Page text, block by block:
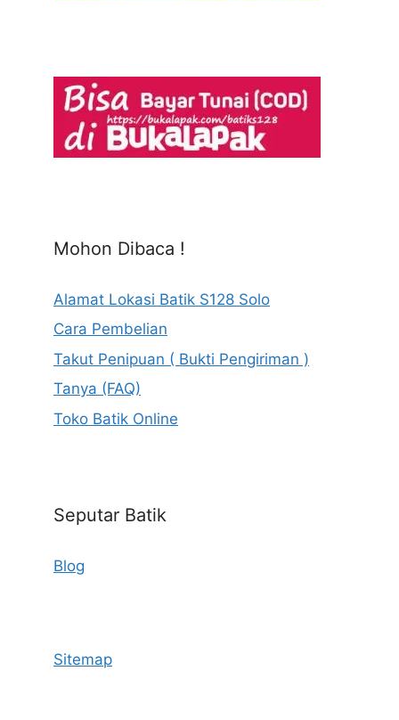
Mohon Dibaca !
Alamat Lokasi Batik S128 Solo
Cara Pembelian
Takut Penipuan ( Bukti Pengiriman )
Tanya (FAQ)
Toko Batik Online
Seputar Batik
Blog
Sitemap